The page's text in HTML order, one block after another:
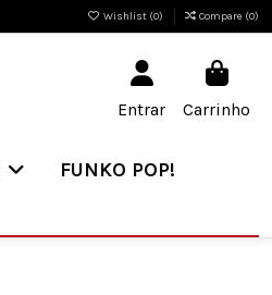
Wishlist (0) Compare (0)
Entrar Carrinho
FUNKO POP!